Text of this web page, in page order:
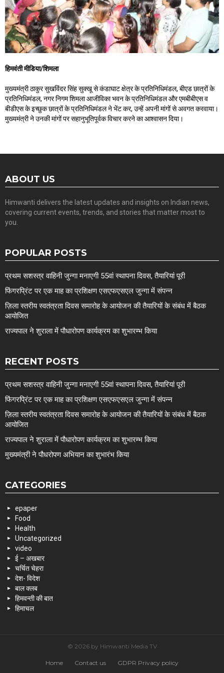
हिमवंती मीडिया/शिमला
मुख्यमंत्री ठाकुर सुखविंदर सिंह सुक्खू से कंडाघाट क्षेत्र के प्रतिनिधिमंडल, बीएड छात्रों के
प्रतिनिधिमंडल, नगर निगम शिमला आजीविका भवन के प्रतिनिधिमंडल और एमबीबीएस व
बीडीएस के इच्छुक छात्रों के प्रतिनिधिमंडल ने भेंट कर, उन्हें अपनी मांगों से अवगत करवाया।
मुख्यमंत्री ने उनकी मांगों पर सहानुभूतिपूर्वक विचार करने का आश्वासन दिया।
ABOUT US
Himwanti delivers the latest updates and insights on Indian news,
covering current events, trends, and stories that matter most to
you.
POPULAR POSTS
प्रथम सशस्त्र वाहिनी जुन्गा मनाएगी 55वां स्थापना दिवस, तैयारियां पूरी
फिंगरप्रिंट पर एक माह का प्रशिक्षण एसएफएसएल जुन्गा में संपन्न
ज़िला स्तरीय स्वतंत्रता दिवस समारोह के आयोजन की तैयारियों के संबंध में बैठक
आयोजित
राज्यपाल ने शुराला में पौधारोपण कार्यक्रम का शुभारम्भ किया
RECENT POSTS
प्रथम सशस्त्र वाहिनी जुन्गा मनाएगी 55वां स्थापना दिवस, तैयारियां पूरी
फिंगरप्रिंट पर एक माह का प्रशिक्षण एसएफएसएल जुन्गा में संपन्न
ज़िला स्तरीय स्वतंत्रता दिवस समारोह के आयोजन की तैयारियों के संबंध में बैठक
आयोजित
राज्यपाल ने शुराला में पौधारोपण कार्यक्रम का शुभारम्भ किया
मुख्यमंत्री ने पौधरोपण अभियान का शुभारंभ किया
CATEGORIES
epaper
Food
Health
Uncategorized
video
ई – अखबार
चर्चित चेहरा
देश- विदेश
बाल क्लब
हिमवन्ती की बात
हिमाचल
© 2026 by Himwanti Media TV
Home Contact us GDPR Privacy policy